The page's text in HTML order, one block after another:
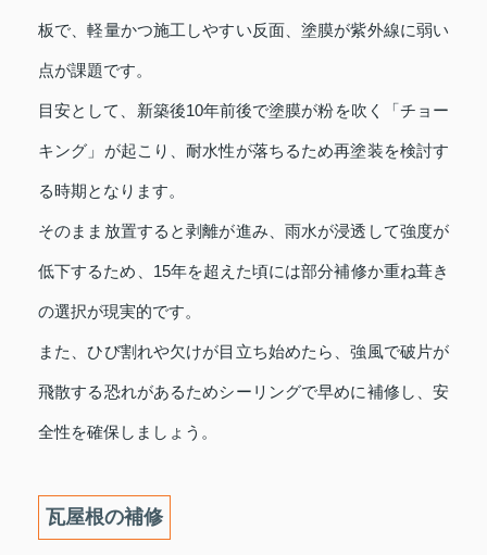
板で、軽量かつ施工しやすい反面、塗膜が紫外線に弱い
点が課題です。
目安として、新築後10年前後で塗膜が粉を吹く「チョー
キング」が起こり、耐水性が落ちるため再塗装を検討す
る時期となります。
そのまま放置すると剥離が進み、雨水が浸透して強度が
低下するため、15年を超えた頃には部分補修か重ね葺き
の選択が現実的です。
また、ひび割れや欠けが目立ち始めたら、強風で破片が
飛散する恐れがあるためシーリングで早めに補修し、安
全性を確保しましょう。
瓦屋根の補修